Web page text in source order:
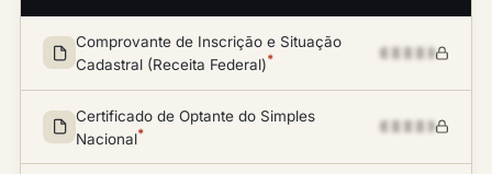
Comprovante de Inscrição e Situação
Cadastral (Receita Federal)*
Certificado de Optante do Simples
Nacional*